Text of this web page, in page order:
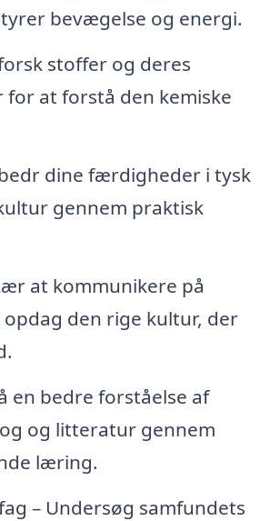
bevægelse og energi.
stoffer og deres
for at forstå den kemiske
dine færdigheder i tysk
gennem praktisk
at kommunikere på
opdag den rige kultur, der
en bedre forståelse af
og litteratur gennem
læring.
– Undersøg samfundets